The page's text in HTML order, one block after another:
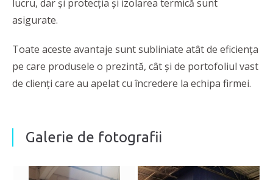
lucru, dar și protecția și izolarea termică sunt
asigurate.
Toate aceste avantaje sunt subliniate atât de eficiența
pe care produsele o prezintă, cât și de portofoliul vast
de clienți care au apelat cu încredere la echipa firmei.
Galerie de fotografii